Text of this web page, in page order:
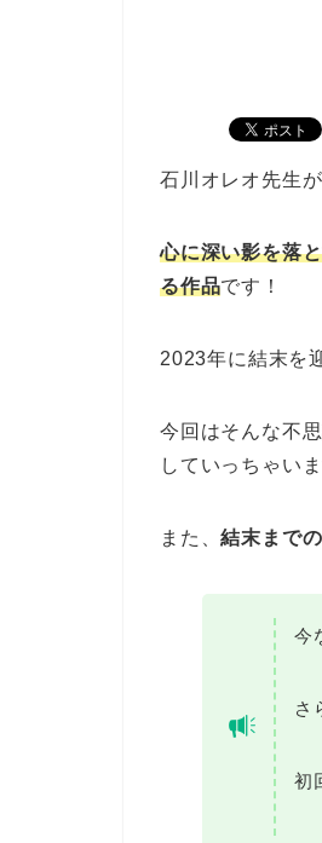
石川オレオ先生
心に深い影を落
る作品です！
2023年に結末を
今回はそんな不
していっちゃいま
また、結末まで
今
さ
初